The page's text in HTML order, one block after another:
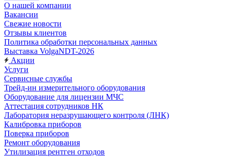
О нашей компании
Вакансии
Свежие новости
Отзывы клиентов
Политика обработки персональных данных
Выставка VolgaNDT-2026
Акции
Услуги
Сервисные службы
Трейд-ин измерительного оборудования
Оборудование для лицензии МЧС
Аттестация сотрудников НК
Лаборатория неразрушающего контроля (ЛНК)
Калибровка приборов
Поверка приборов
Ремонт оборудования
Утилизация рентген отходов